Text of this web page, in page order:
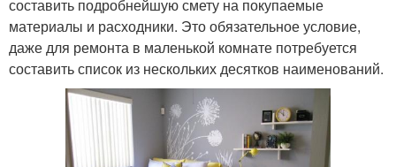
составить подробнейшую смету на покупаемые
материалы и расходники. Это обязательное условие,
даже для ремонта в маленькой комнате потребуется
составить список из нескольких десятков наименований.